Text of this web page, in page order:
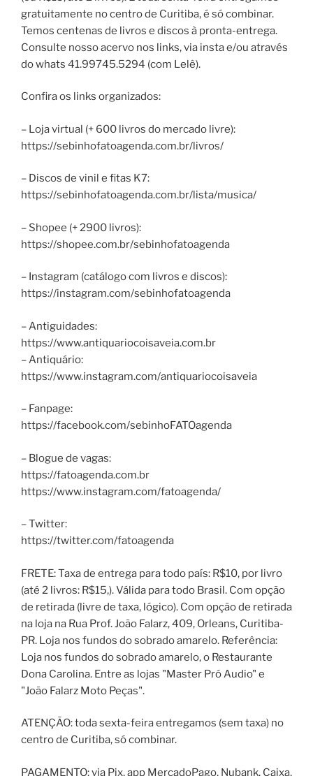
gratuitamente no centro de Curitiba, é só combinar.
Temos centenas de livros e discos à pronta-entrega.
Consulte nosso acervo nos links, via insta e/ou através
do whats 41.99745.5294 (com Lelê).
Confira os links organizados:
– Loja virtual (+ 600 livros do mercado livre):
https://sebinhofatoagenda.com.br/livros/
– Discos de vinil e fitas K7:
https://sebinhofatoagenda.com.br/lista/musica/
– Shopee (+ 2900 livros):
https://shopee.com.br/sebinhofatoagenda
– Instagram (catálogo com livros e discos):
https://instagram.com/sebinhofatoagenda
– Antiguidades:
https://www.antiquariocoisaveia.com.br
– Antiquário:
https://www.instagram.com/antiquariocoisaveia
– Fanpage:
https://facebook.com/sebinhoFATOagenda
– Blogue de vagas:
https://fatoagenda.com.br
https://www.instagram.com/fatoagenda/
– Twitter:
https://twitter.com/fatoagenda
FRETE: Taxa de entrega para todo país: R$10, por livro
(até 2 livros: R$15,). Válida para todo Brasil. Com opção
de retirada (livre de taxa, lógico). Com opção de retirada
na loja na Rua Prof. João Falarz, 409, Orleans, Curitiba-
PR. Loja nos fundos do sobrado amarelo. Referência:
Loja nos fundos do sobrado amarelo, o Restaurante
Dona Carolina. Entre as lojas "Master Pró Audio" e
"João Falarz Moto Peças".
ATENÇÃO: toda sexta-feira entregamos (sem taxa) no
centro de Curitiba, só combinar.
PAGAMENTO: via Pix, app MercadoPago, Nubank, Caixa,